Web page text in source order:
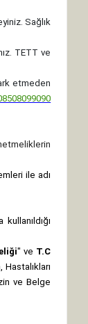
Sağlık
TETT ve
etmeden
ile adı
" ve T.C
ve Belge